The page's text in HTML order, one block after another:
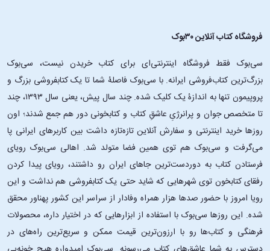
فروشگاه کتاب آنلاین ۳۰بوک
سی‌بوک فقط فروشگاه اینترنتی‌ای برای کتاب خریدن نیست، سی‌بوک
بزرگ‌ترین کتاب‌فروشی ایرانه. با سی‌بوک فاصلۀ شما تا یک کتابفروشی بزرگ و
پروپیمون تنها به اندازۀ یک کلیک شده. چند سال پیش، یعنی سال ۱۳۹۳، چند
تا متخصص جوان و پرانرژیِ عاشقِ کتاب و کتابخونی دور هم جمع شدند؛ اون‌
روزها خرید اینترنتی و سفارش آنلاین تازه‌تازه داشت بین کاربرهای ایرانی پا
می‌گرفت و سی‌بوک هم توی همین فضا متولد شد. اهالی سی‌بوک رویای
فرستادن کتاب به دوردست‌ترین جاهای ایران رو داشتند، رویای پیدا کردن
رفقای کتابخون توی شهرهایی که شاید حتی یک کتابفروشی هم نداشت و این
رویا امروز با حضور صدها هزار همراه وفادار از سراسر این کشور پهناور محقق
شده. این ‌روزها سی‌بوک با استفاده از ابزارهایی که در اختیار داره، محصولات
فرهنگی و کتاب‌ها رو با ارزون‌ترین قیمت ممکن و سریع‌ترین راه‌های در